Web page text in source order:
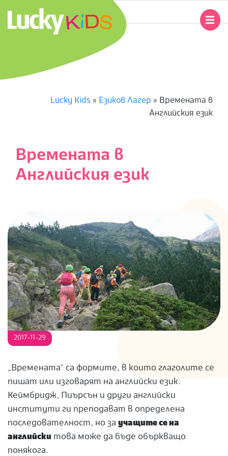
content
U
Y
K
D
S
Lucky Kids » Езиков Лагер » Времената в
Английския език
Времената в
Английския език
2017-11-29
„Времената“ са формите, в които глаголите се
пишат или изговарят на английски език.
Кеймбридж, Пиърсън и други английски
институти ги преподават в определена
последователност, но за учащите се на
английски това може да бъде объркващо
понякога.